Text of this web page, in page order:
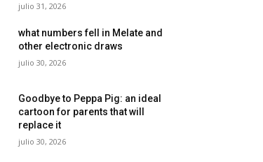
julio 31, 2026
what numbers fell in Melate and
other electronic draws
julio 30, 2026
Goodbye to Peppa Pig: an ideal
cartoon for parents that will
replace it
julio 30, 2026